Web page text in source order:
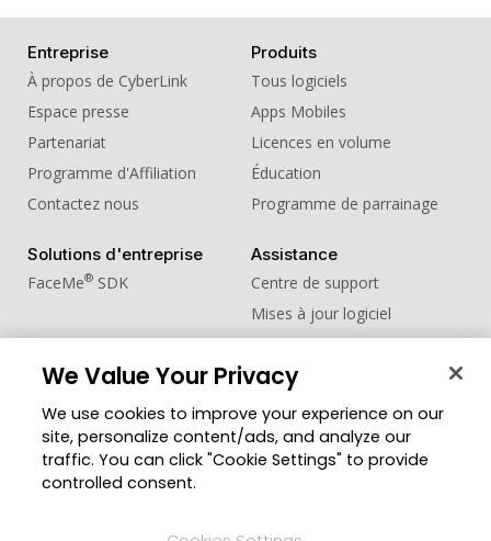
Entreprise
À propos de CyberLink
Espace presse
Partenariat
Programme d'Affiliation
Contactez nous
Produits
Tous logiciels
Apps Mobiles
Licences en volume
Éducation
Programme de parrainage
Solutions d'entreprise
FaceMe® SDK
Assistance
Centre de support
Mises à jour logiciel
Centre d'apprentissage
Zone des Membres
Blog
Changer de région
We Value Your Privacy
We use cookies to improve your experience on our
site, personalize content/ads, and analyze our
traffic. You can click "Cookie Settings" to provide
controlled consent.